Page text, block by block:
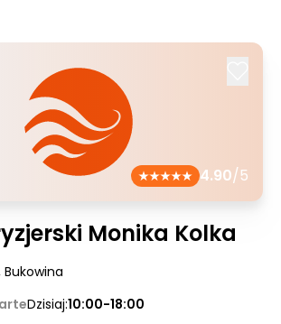
4.90/5
Monika Kolka
Bukowina
Dzisiaj:10:00-18:00